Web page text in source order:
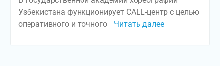
Узбекистана функционирует CALL-центр с целью
оперативного и точного
Читать далее